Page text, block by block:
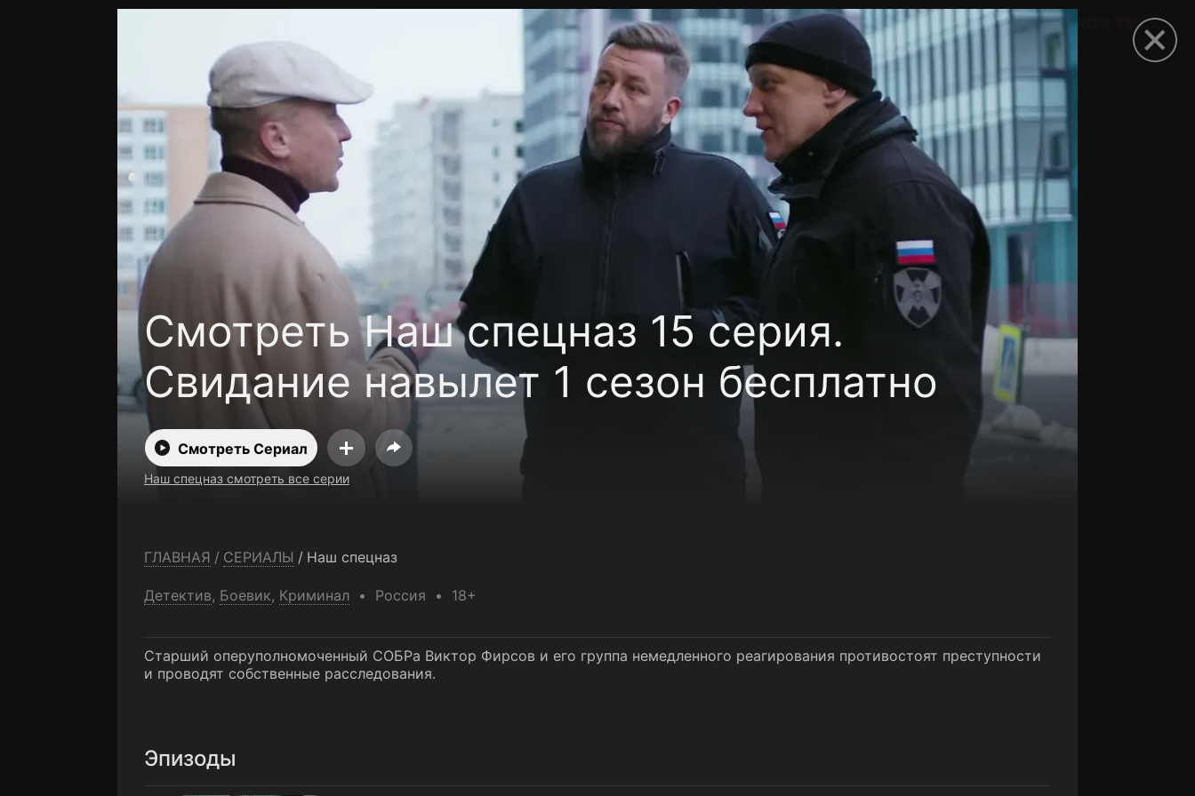
Смотреть Наш спецназ 15 серия.
Свидание навылет 1 сезон бесплатно
Смотреть Сериал
Наш спецназ смотреть все серии
ГЛАВНАЯ / СЕРИАЛЫ / Наш спецназ
Детектив, Боевик, Криминал Россия 18+
Старший оперуполномоченный СОБРа Виктор Фирсов и его группа немедленного реагирования противостоят преступности
и проводят собственные расследования.
Эпизоды
Телефон поддержки:+7 (727) 323 10 92
Пользовательское соглашение
Политика конфиденциальности Открыть приложение Ввести промокод